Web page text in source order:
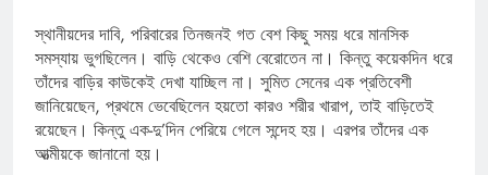
স্থানীয়দের দাবি, পরিবারের তিনজনই গত বেশ কিছু সময় ধরে মানসিক
সমস্যায় ভুগছিলেন। বাড়ি থেকেও বেশি বেরোতেন না। কিন্তু কয়েকদিন ধরে
তাঁদের বাড়ির কাউকেই দেখা যাচ্ছিল না। সুমিত সেনের এক প্রতিবেশী
জানিয়েছেন, প্রথমে ভেবেছিলেন হয়তো কারও শরীর খারাপ, তাই বাড়িতেই
রয়েছেন। কিন্তু এক-দু’দিন পেরিয়ে গেলে সন্দেহ হয়। এরপর তাঁদের এক
আত্মীয়কে জানানো হয়।